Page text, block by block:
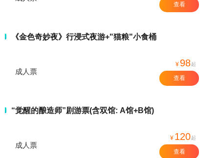
查看
《金色奇妙夜》行浸式夜游+"猫粮"小食桶
成人票
¥ 98起
查看
“觉醒的酿造师”剧游票(含双馆: A馆+B馆)
成人票
¥ 120起
查看